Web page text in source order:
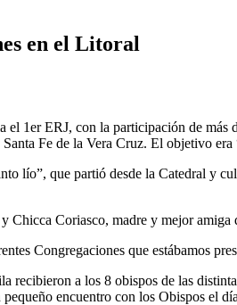
en el Litoral
1er ERJ, con la participación de
Fe de la Vera Cruz. El objetivo
lío”, que partió desde la Catedral
Chicca Coriasco, madre y mejor
Congregaciones que estábamos
recibieron a los 8 obispos de las
encuentro con los Obispos el